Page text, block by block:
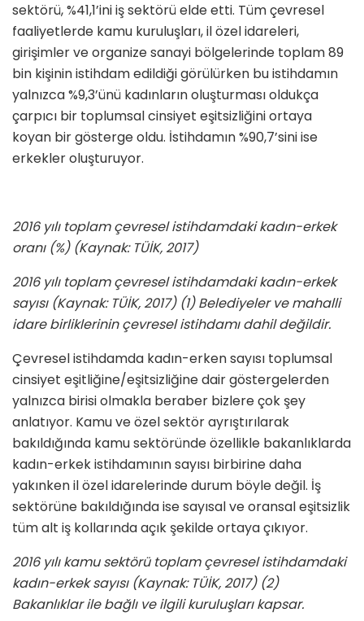
sektörü, %41,1’ini iş sektörü elde etti. Tüm çevresel
faaliyetlerde kamu kuruluşları, il özel idareleri,
girişimler ve organize sanayi bölgelerinde toplam 89
bin kişinin istihdam edildiği görülürken bu istihdamın
yalnızca %9,3’ünü kadınların oluşturması oldukça
çarpıcı bir toplumsal cinsiyet eşitsizliğini ortaya
koyan bir gösterge oldu. İstihdamın %90,7’sini ise
erkekler oluşturuyor.
2016 yılı toplam çevresel istihdamdaki kadın-erkek
oranı (%) (Kaynak: TÜİK, 2017)
2016 yılı toplam çevresel istihdamdaki kadın-erkek
sayısı (Kaynak: TÜİK, 2017) (1) Belediyeler ve mahalli
idare birliklerinin çevresel istihdamı dahil değildir.
Çevresel istihdamda kadın-erken sayısı toplumsal
cinsiyet eşitliğine/eşitsizliğine dair göstergelerden
yalnızca birisi olmakla beraber bizlere çok şey
anlatıyor. Kamu ve özel sektör ayrıştırılarak
bakıldığında kamu sektöründe özellikle bakanlıklarda
kadın-erkek istihdamının sayısı birbirine daha
yakınken il özel idarelerinde durum böyle değil. İş
sektörüne bakıldığında ise sayısal ve oransal eşitsizlik
tüm alt iş kollarında açık şekilde ortaya çıkıyor.
2016 yılı kamu sektörü toplam çevresel istihdamdaki
kadın-erkek sayısı (Kaynak: TÜİK, 2017) (2)
Bakanlıklar ile bağlı ve ilgili kuruluşları kapsar.